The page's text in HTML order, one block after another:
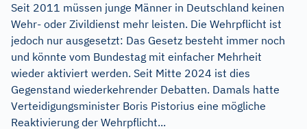
Seit 2011 müssen junge Männer in Deutschland keinen
Wehr- oder Zivildienst mehr leisten. Die Wehrpflicht ist
jedoch nur ausgesetzt: Das Gesetz besteht immer noch
und könnte vom Bundestag mit einfacher Mehrheit
wieder aktiviert werden. Seit Mitte 2024 ist dies
Gegenstand wiederkehrender Debatten. Damals hatte
Verteidigungsminister Boris Pistorius eine mögliche
Reaktivierung der Wehrpflicht...